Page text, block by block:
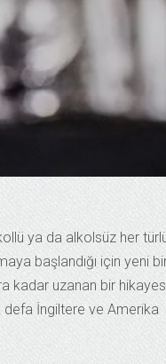
ya da alkolsüz her
başlandığı için yeni
kadar uzanan bir
defa İngiltere ve Amerika